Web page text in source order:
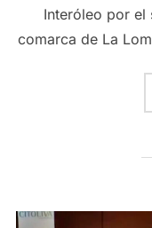
Interóleo por el
comarca de La